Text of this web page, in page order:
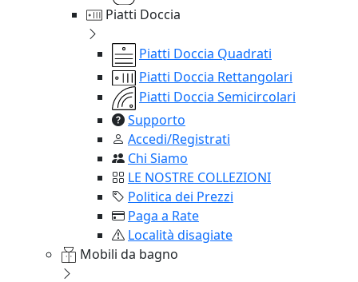
Piatti Doccia
Piatti Doccia Quadrati
Piatti Doccia Rettangolari
Piatti Doccia Semicircolari
Supporto
Accedi/Registrati
Chi Siamo
LE NOSTRE COLLEZIONI
Politica dei Prezzi
Paga a Rate
Località disagiate
Mobili da bagno